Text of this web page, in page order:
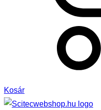
Kosár